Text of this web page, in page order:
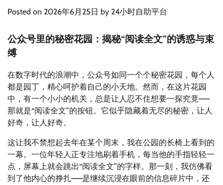
Posted on 2026年6月25日 by 24小时自助平台
公众号里的秘密花园：揭秘“阅读全文”的诱惑与束
缚
在数字时代的浪潮中，公众号如同一个个秘密花园，每个人
都是园丁，精心呵护着自己的小天地。然而，在这片花园
中，有一个小小的机关，总是让人忍不住想要一探究竟——
那就是“阅读全文”的按钮。它似乎隐藏着无尽的秘密，让人
好奇，让人好奇。
这让我不禁想起去年在某个周末，我在公园的长椅上看到的
一幕。一位年轻人正专注地刷着手机，每当他的手指轻轻一
点，屏幕上就会跳出“阅读全文”的字样。那一刻，我仿佛看
到了他内心的挣扎——是继续沉浸在眼前的信息碎片中，还